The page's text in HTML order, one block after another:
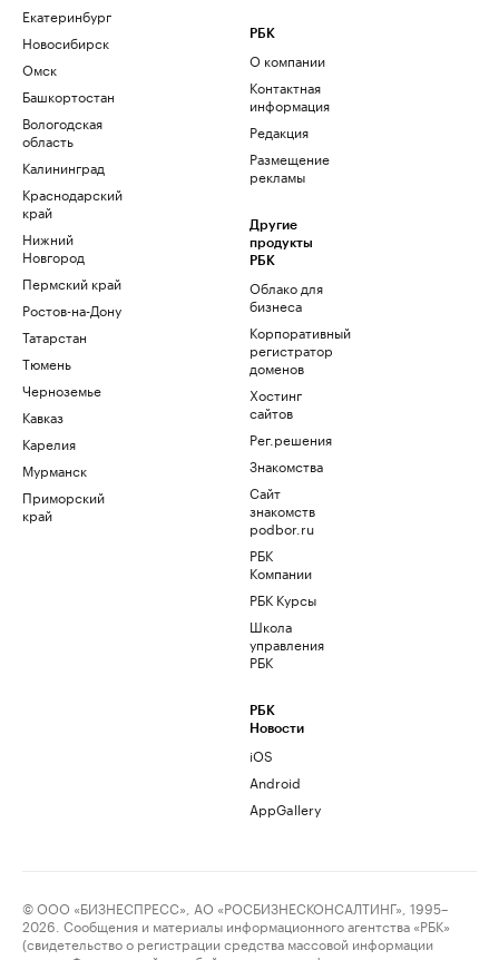
Екатеринбург
Новосибирск
Омск
Башкортостан
Вологодская
область
Калининград
Краснодарский
край
Нижний
Новгород
Пермский край
Ростов-на-Дону
Татарстан
Тюмень
Черноземье
Кавказ
Карелия
Мурманск
Приморский
край
РБК
О компании
Контактная
информация
Редакция
Размещение
рекламы
Другие
продукты
РБК
Облако для
бизнеса
Корпоративный
регистратор
доменов
Хостинг
сайтов
Рег.решения
Знакомства
Сайт
знакомств
podbor.ru
РБК
Компании
РБК Курсы
Школа
управления
РБК
РБК
Новости
iOS
Android
AppGallery
© ООО «БИЗНЕСПРЕСС», АО «РОСБИЗНЕСКОНСАЛТИНГ», 1995–
2026. Сообщения и материалы информационного агентства «РБК»
(свидетельство о регистрации средства массовой информации